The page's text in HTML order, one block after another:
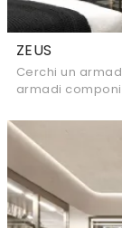
ZEUS
Cerchi un
armadi